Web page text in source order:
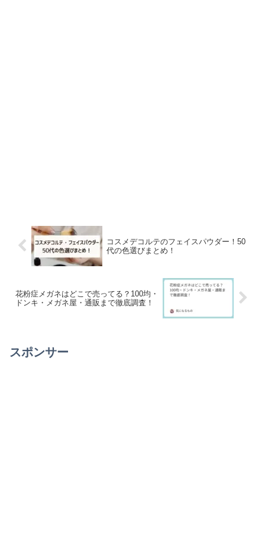
コスメデコルテのフェイスパウダー！50
代の色選びまとめ！
花粉症メガネはどこで売ってる？100均・
ドンキ・メガネ屋・通販まで徹底調査！
スポンサー